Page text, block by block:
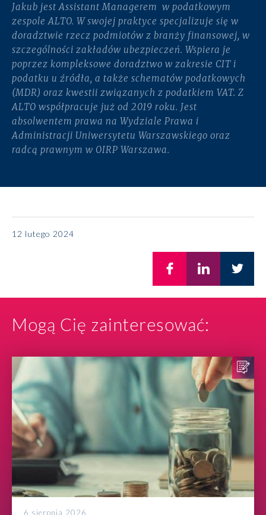
Jakub jest Assistant Managerem w podatkowym
zespole ALTO. W swojej praktyce specjalizuje się w
doradztwie rzecz podmiotów z branży finansowej, w
szczególności zakładów ubezpieczeń. Wspiera je
poprzez kompleksowe doradztwo w zakresie CIT i
podatku u źródła, a także schematów podatkowych
(MDR) oraz kwestii związanych z podatkiem VAT. Z
ALTO współpracuje już od 2019 roku. Jest
absolwentem prawa na Wydziale Prawa i
Administracji Uniwersytetu Warszawskiego oraz
radcą prawnym w OIRP Warszawa.
12 lutego 2024
Mogą Cię zainteresować:
6 sierpnia 2026